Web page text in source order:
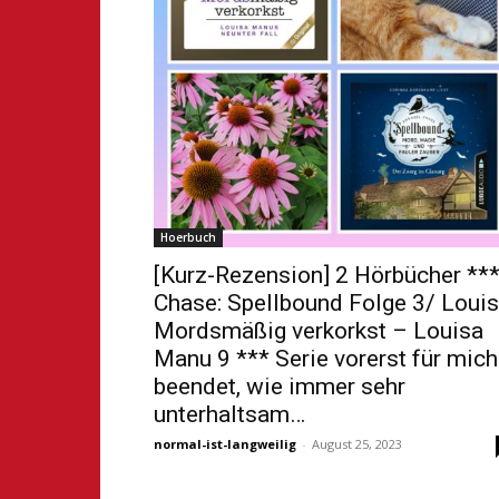
Hoerbuch
[Kurz-Rezension] 2 Hörbücher ***
Chase: Spellbound Folge 3/
Mordsmäßig verkorkst – Louisa
Manu 9 *** Serie vorerst für mich
beendet, wie immer sehr
unterhaltsam…
normal-ist-langweilig - August 25, 2023